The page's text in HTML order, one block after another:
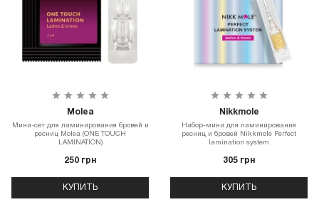
Molea
Мини-сет для ламинирования бровей и
ресниц Molea (ONE TOUCH
LAMINATION)
250 грн
КУПИТЬ
Nikkmole
Набор-мини для ламинирования
ресниц и бровей Nikkmole Perfect
lamination system
305 грн
КУПИТЬ